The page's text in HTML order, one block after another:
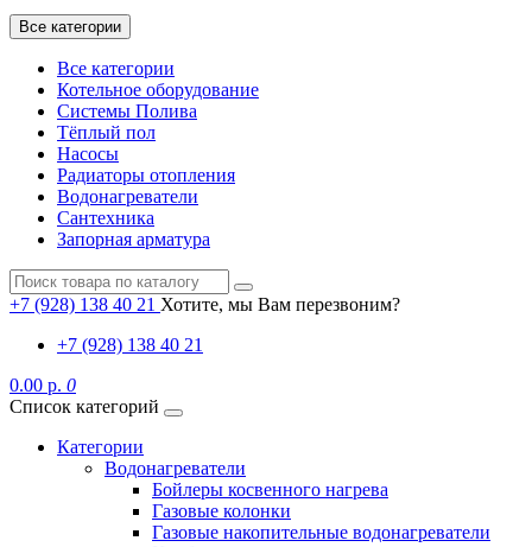
Все категории
Все категории
Котельное оборудование
Системы Полива
Тёплый пол
Насосы
Радиаторы отопления
Водонагреватели
Сантехника
Запорная арматура
+7 (928) 138 40 21 Хотите, мы Вам перезвоним?
+7 (928) 138 40 21
0.00 р. 0
Список категорий
Категории
Водонагреватели
Бойлеры косвенного нагрева
Газовые колонки
Газовые накопительные водонагреватели